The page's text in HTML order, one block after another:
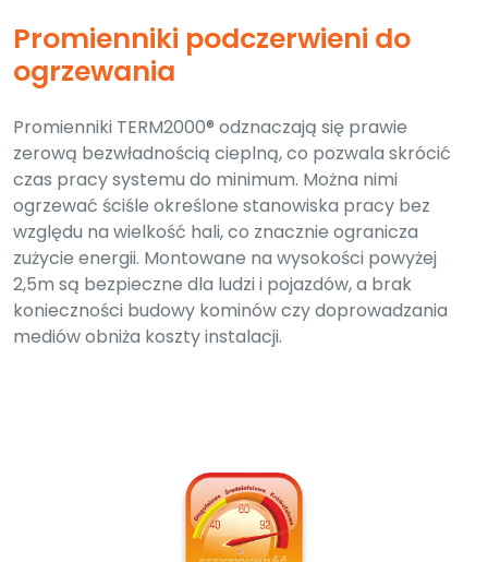
Promienniki podczerwieni do
ogrzewania
Promienniki TERM2000® odznaczają się prawie
zerową bezwładnością cieplną, co pozwala skrócić
czas pracy systemu do minimum. Można nimi
ogrzewać ściśle określone stanowiska pracy bez
względu na wielkość hali, co znacznie ogranicza
zużycie energii. Montowane na wysokości powyżej
2,5m są bezpieczne dla ludzi i pojazdów, a brak
konieczności budowy kominów czy doprowadzania
mediów obniża koszty instalacji.